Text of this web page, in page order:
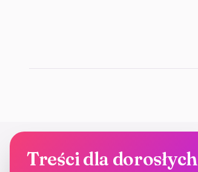
Treści dla dorosłych